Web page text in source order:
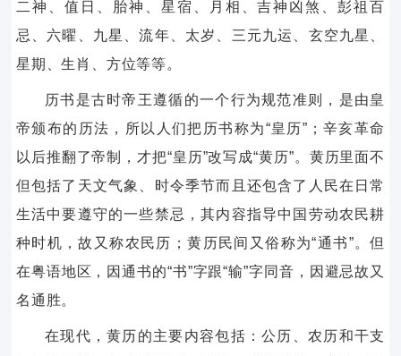
二神、值日、胎神、星宿、月相、吉神凶煞、彭祖百
忌、六曜、九星、流年、太岁、三元九运、玄空九星、
星期、生肖、方位等等。
历书是古时帝王遵循的一个行为规范准则，是由皇
帝颁布的历法，所以人们把历书称为“皇历”；辛亥革命
以后推翻了帝制，才把“皇历”改写成“黄历”。黄历里面不
但包括了天文气象、时令季节而且还包含了人民在日常
生活中要遵守的一些禁忌，其内容指导中国劳动农民耕
种时机，故又称农民历；黄历民间又俗称为“通书”。但
在粤语地区，因通书的“书”字跟“输”字同音，因避忌故又
名通胜。
在现代，黄历的主要内容包括：公历、农历和干支